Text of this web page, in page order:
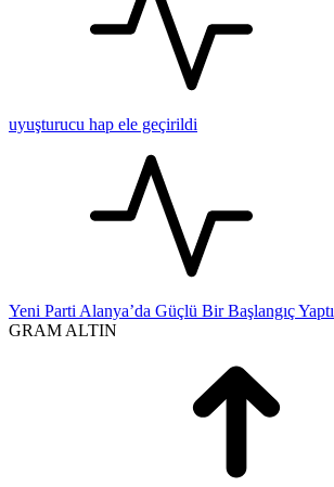
uyuşturucu hap ele geçirildi
Yeni Parti Alanya’da Güçlü Bir Başlangıç Yaptı
GRAM ALTIN